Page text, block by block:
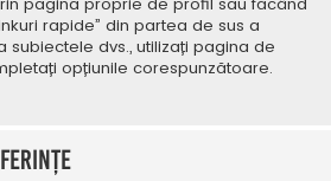
rapide” din partea de sus a
subiectele dvs., utilizați pagina de
opțiunile corespunzătoare.